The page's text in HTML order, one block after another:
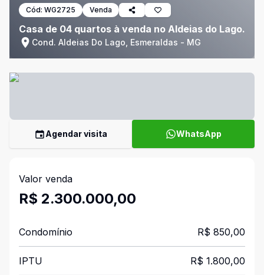
Cód: WG2725 Venda
Casa de 04 quartos à venda no Aldeias do Lago.
Cond. Aldeias Do Lago, Esmeraldas - MG
Agendar visita WhatsApp
Valor venda
R$ 2.300.000,00
Condomínio R$ 850,00
IPTU R$ 1.800,00